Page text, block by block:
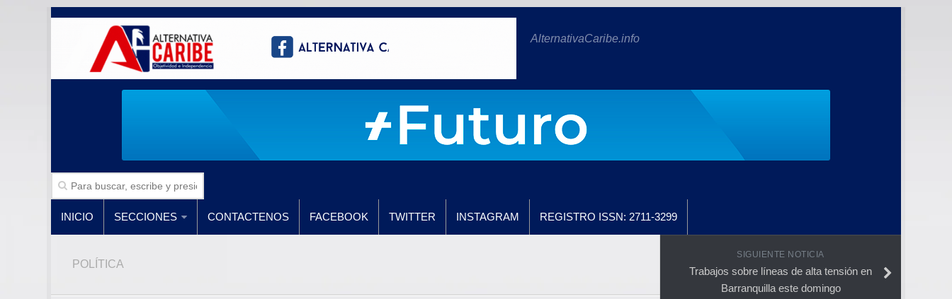
AlternativaCaribe.info
INICIO SECCIONES CONTACTENOS FACEBOOK TWITTER INSTAGRAM REGISTRO ISSN: 2711-3299
POLÍTICA
SIGUIENTE NOTICIA
Trabajos sobre líneas de alta tensión en
Barranquilla este domingo